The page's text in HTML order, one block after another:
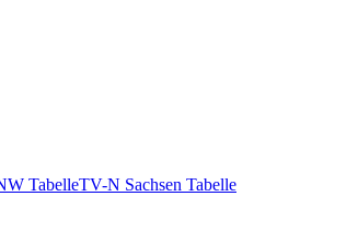
TabelleTV-N Sachsen Tabelle